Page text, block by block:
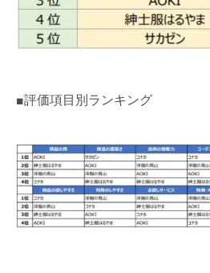
■評価項目別ランキング